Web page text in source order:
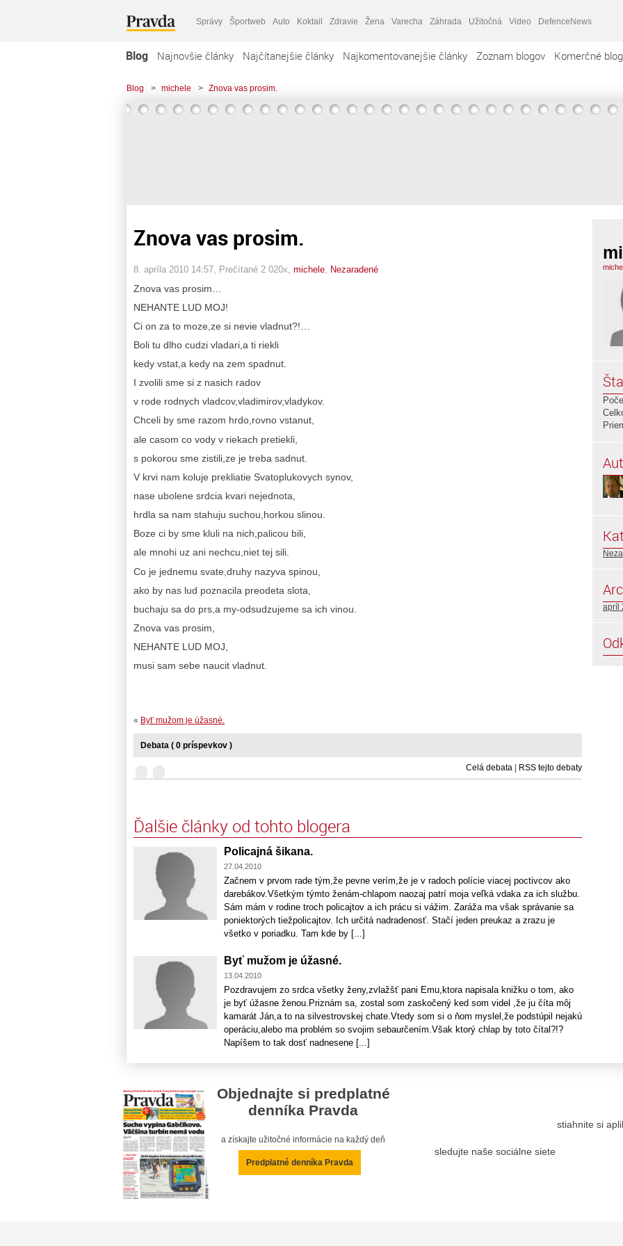
Správy Športweb Auto Koktail Zdravie Žena Varecha Záhrada Užitočná Video DefenceNews
Blog Najnovšie články Najčítanejšie články Najkomentovanejšie články Zoznam blogov Komerčné
Blog > michele > Znova vas prosim.
Znova vas prosim.
8. apríla 2010 14:57 , Prečítané 2 020x, michele Nezaradené
Znova vas prosim…
NEHANTE LUD MOJ!
Ci on za to moze,ze si nevie vladnut?!…
Boli tu dlho cudzi vladari,a ti riekli
kedy vstat,a kedy na zem spadnut.
I zvolili sme si z nasich radov
v rode rodnych vladcov,vladimirov,vladykov.
Chceli by sme razom hrdo,rovno vstanut,
ale casom co vody v riekach pretiekli,
s pokorou sme zistili,ze je treba sadnut.
V krvi nam koluje prekliatie Svatoplukovych synov,
nase ubolene srdcia kvari nejednota,
hrdla sa nam stahuju suchou,horkou slinou.
Boze ci by sme kluli na nich,palicou bili,
ale mnohi uz ani nechcu,niet tej sili.
Co je jednemu svate,druhy nazyva spinou,
ako by nas lud poznacila preodeta slota,
buchaju sa do prs,a my-odsudzujeme sa ich vinou.
Znova vas prosim,
NEHANTE LUD MOJ,
musi sam sebe naucit vladnut.
« Byť mužom je úžasné.
Debata ( 0 príspevkov )
Celá debata RSS tejto debaty
Ďalšie články od tohto blogera
Policajná šikana.
27.04.2010
Začnem v prvom rade tým,že pevne verím,že je v radoch polície viacej poctivcov ako
darebákov.Všetkým týmto ženám-chlapom naozaj patrí moja veľká vdaka za ich službu.
Sám mám v rodine troch policajtov a ich prácu si vážim. Zaráža ma však správanie sa
poniektorých tiežpolicajtov. Ich určitá nadradenosť. Stačí jeden preukaz a zrazu je
všetko v poriadku. Tam kde by [...]
Byť mužom je úžasné.
13.04.2010
Pozdravujem zo srdca všetky ženy,zvlažšť pani Emu,ktora napisala knižku o tom, ako
je byť úžasne ženou.Priznám sa, zostal som zaskočený ked som videl ,že ju číta môj
kamarát Ján,a to na silvestrovskej chate.Vtedy som si o ňom myslel,že podstúpil nejakú
operáciu,alebo ma problém so svojim sebaurčením.Však ktorý chlap by toto čítal?!?
Napíšem to tak dosť nadnesene [...]
apríl
Objednajte si predplatné
denníka Pravda
a získajte užitočné informácie na každý deň
Predplatné denníka Pravda
sledujte naše sociálne siete
stiahnite si